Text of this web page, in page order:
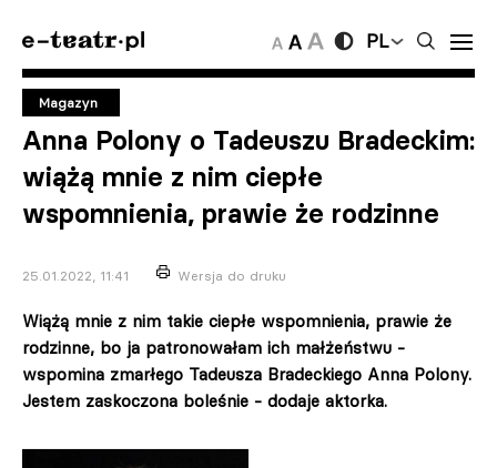
PL
Magazyn
Anna Polony o Tadeuszu Bradeckim:
wiążą mnie z nim ciepłe
wspomnienia, prawie że rodzinne
25.01.2022, 11:41 Wersja do druku
Wiążą mnie z nim takie ciepłe wspomnienia, prawie że
rodzinne, bo ja patronowałam ich małżeństwu -
wspomina zmarłego Tadeusza Bradeckiego Anna Polony.
Jestem zaskoczona boleśnie - dodaje aktorka.